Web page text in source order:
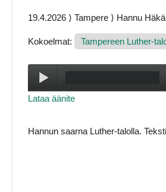
19.4.2026 ⟩ Tampere ⟩ Hannu
Kokoelmat: Tampereen Luther-
Lataa äänite
Hannun saarna Luther-talolla.